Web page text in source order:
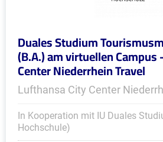
Duales Studium
(B.A.) am virtuellen
Center Niederrhein Travel
Lufthansa City Center
In Kooperation mit IU Duales
Hochschule)